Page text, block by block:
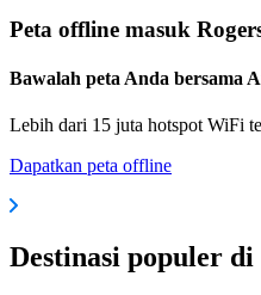
Peta offline masuk
Bawalah peta Anda bersama
Lebih dari 15 juta hotspot WiFi
Dapatkan peta offline
Destinasi populer